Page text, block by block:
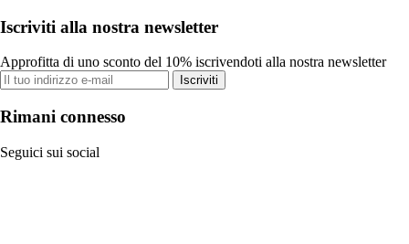
Iscriviti alla nostra newsletter
Approfitta di uno sconto del 10% iscrivendoti alla nostra newsletter
Iscriviti
Rimani connesso
Seguici sui social